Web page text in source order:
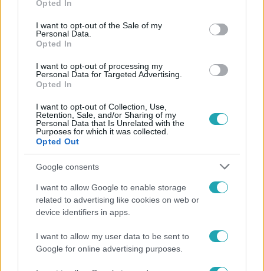
use your data for below specified purposes in below Google
consent section.
Opted In
I want to opt-out of the Sale of my
Personal Data.
Opted In
I want to opt-out of processing my
Personal Data for Targeted Advertising.
Opted In
I want to opt-out of Collection, Use,
Retention, Sale, and/or Sharing of my
Personal Data that Is Unrelated with the
Purposes for which it was collected.
Opted Out
Google consents
I want to allow Google to enable storage
related to advertising like cookies on web or
device identifiers in apps.
I want to allow my user data to be sent to
Google for online advertising purposes.
HÍRADÓ #VIDEÓ #ADÁSRÉSZLETEK
BALESET-BŰNÜGY
TESTNEVELŐTANÁR #ZAKLATÁS
Népszerű